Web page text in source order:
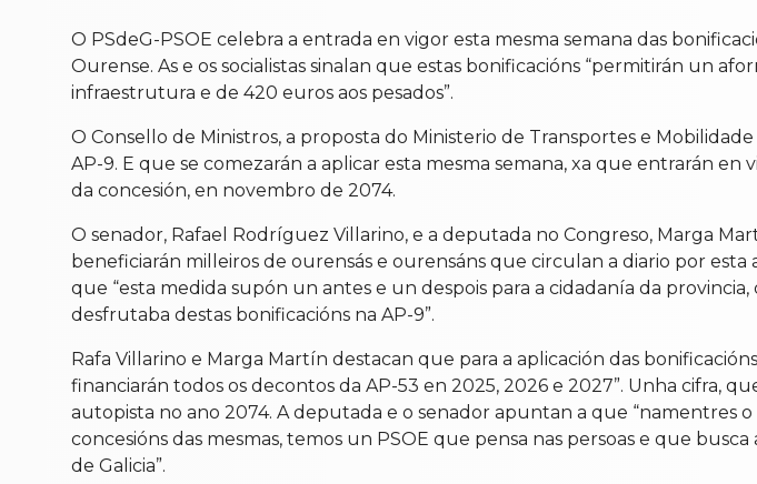
O PSdeG-PSOE celebra a entrada en vigor esta mesma semana das
Ourense. As e os socialistas sinalan que estas bonificacións “permitirán un
infraestrutura e de 420 euros aos pesados”.
O Consello de Ministros, a proposta do Ministerio de Transportes e
AP-9. E que se comezarán a aplicar esta mesma semana, xa que entrarán
da concesión, en novembro de 2074.
O senador, Rafael Rodríguez Villarino, e a deputada no Congreso, Marga
beneficiarán milleiros de ourensás e ourensáns que circulan a diario por
que “esta medida supón un antes e un despois para a cidadanía da
desfrutaba destas bonificacións na AP-9”.
Rafa Villarino e Marga Martín destacan que para a aplicación das
financiarán todos os decontos da AP-53 en 2025, 2026 e 2027”. Unha cifra,
autopista no ano 2074. A deputada e o senador apuntan a que “namentres
concesións das mesmas, temos un PSOE que pensa nas persoas e que
de Galicia”.